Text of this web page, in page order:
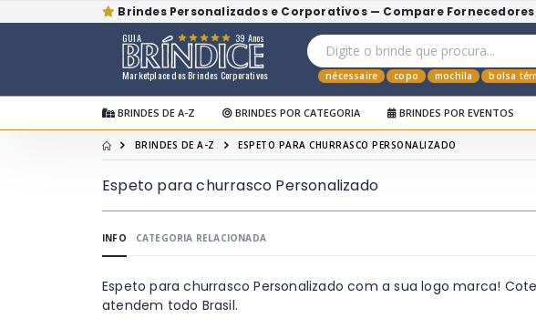
Brindes Personalizados e Corporativos — Compare
Marketplace dos Brindes Corporativos
GUIA 39 Anos
nécessaire copo mochila bolsa
BRINDES DE A-Z BRINDES POR CATEGORIA BRINDES POR EVENTOS
BRINDES DE A-Z ESPETO PARA CHURRASCO PERSONALIZADO
Espeto para churrasco Personalizado
INFO CATEGORIA RELACIONADA
Espeto para churrasco Personalizado com a sua logo marca!
atendem todo Brasil.